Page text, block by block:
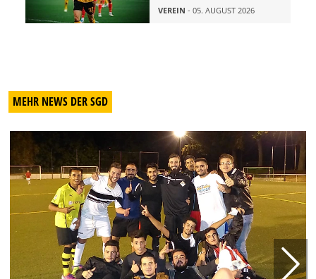
VEREIN - 05. AUGUST 2026
MEHR NEWS DER SGD